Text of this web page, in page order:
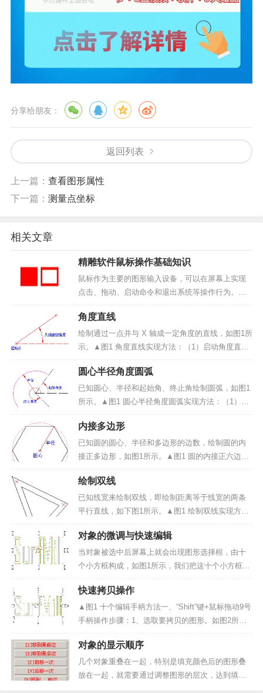
分享给朋友：
返回列表
上一篇： 查看图形属性
下一篇： 测量点坐标
相关文章
精雕软件鼠标操作基础知识
鼠标作为主要的图形输入设备，可以在屏幕上实现
点击、拖动、启动命令和退出系统等操作行为。在
精雕软件中，鼠标操作可以完成以下功能：精确定
点拾取操作对象启动菜单命令改变命令的进程结束
运行命令下文总结精雕软件中一些主要的鼠标操作
约定和实现功能。▲图...
角度直线
绘制通过一点并与 X 轴成一定角度的直线，如图1所
示。▲图1 角度直线实现方法：（1）启动角度直线
命令；（2）输入直线起点；（3）输入直线角度；
（4）输入直线长度。操作步骤：1、启动角度直线
命令：点击“曲线绘制”-> “直线”菜单项或...
圆心半径角度圆弧
已知圆心、半径和起始角、终止角绘制圆弧，如图1
所示。▲图1 圆心半径角度圆弧实现方法：（1）启
动圆心半径角度圆弧命令；（2）输入圆心点；
（3）输入圆弧的半径；（4）输入圆弧起始角和终
止角。操作步骤：1、启动圆心半径角圆弧命令：点
击“曲线绘制...
内接多边形
已知圆的圆心、半径和多边形的边数，绘制圆的内
接正多边形，如图1所示。▲图1 圆的内接正六边形
实现方法：（1）启动内接多边形绘制命令；（2）
输入边数；（3）输入圆心点；（4）输入半径。操
作步骤：1、启动内接多边绘制命令：点击“曲线绘
制”-&g...
绘制双线
已知线宽来绘制双线，即绘制距离等于线宽的两条
平行直线，如下图1所示。▲图1 绘制双线实现方
法：（1）启动双线绘制命令；（2）输入双线线
宽；（3）输入双线起点和末点。操作步骤：1、启
动双线绘制命令：点击“曲线绘制”->“双线”菜单项。
2...
对象的微调与快速编辑
当对象被选中后屏幕上就会出现图形选择框，由十
个小方框构成，如图1所示，我们把这十个小方框就
叫做图形快速编辑的手柄，利用鼠标对这十个手柄
进行随手的拖拉操作，可以实现对选择对象的位置
微调和快速变换操作。▲图1 图形被选中后的选择框
我们把这十个手...
快速拷贝操作
▲图1 十个编辑手柄方法一、“Shift”键+鼠标拖动9号
手柄操作步骤：1、选取要拷贝的图形。如图2所
示。▲图22、按住“Shift”键，将鼠标移动到9号手柄
处，鼠标变为“”形状。按住鼠标左键不放，移动鼠
标，图形编辑框随着鼠标的移动而移动。...
对象的显示顺序
几个对象重叠在一起，特别是填充颜色后的图形叠
放在一起，就需要通过调整图形的层次，达到填充